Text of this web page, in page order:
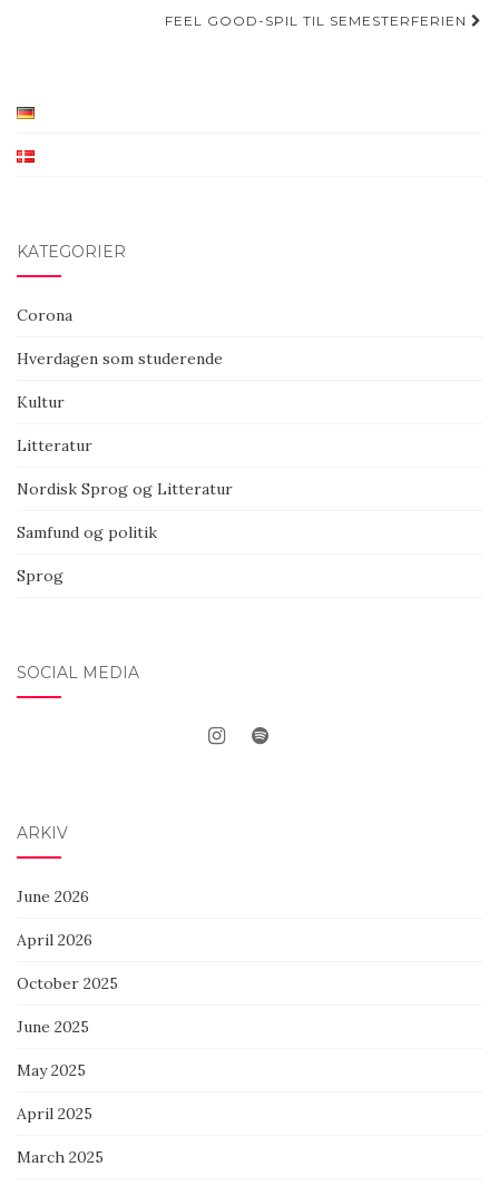
navigationFEEL GOOD-SPIL TIL SEMESTERFERIEN
KATEGORIER
Corona
Hverdagen som studerende
Kultur
Litteratur
Nordisk Sprog og Litteratur
Samfund og politik
Sprog
SOCIAL MEDIA
ARKIV
June 2026
April 2026
October 2025
June 2025
May 2025
April 2025
March 2025